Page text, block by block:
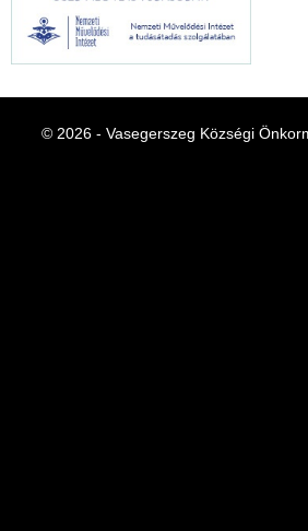
© 2026 - Vasegerszeg Községi